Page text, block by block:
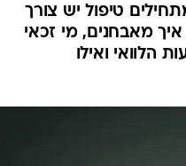
טיפול יש צורך
איך מאבחנים, מי זכאי
הלוואי ואילו